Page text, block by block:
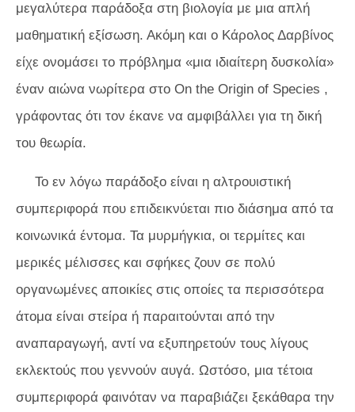
μεγαλύτερα παράδοξα στη βιολογία με μια απλή
μαθηματική εξίσωση. Ακόμη και ο Κάρολος Δαρβίνος
είχε ονομάσει το πρόβλημα «μια ιδιαίτερη δυσκολία»
έναν αιώνα νωρίτερα στο On the Origin of Species ,
γράφοντας ότι τον έκανε να αμφιβάλλει για τη δική
του θεωρία.
Το εν λόγω παράδοξο είναι η αλτρουιστική
συμπεριφορά που επιδεικνύεται πιο διάσημα από τα
κοινωνικά έντομα. Τα μυρμήγκια, οι τερμίτες και
μερικές μέλισσες και σφήκες ζουν σε πολύ
οργανωμένες αποικίες στις οποίες τα περισσότερα
άτομα είναι στείρα ή παραιτούνται από την
αναπαραγωγή, αντί να εξυπηρετούν τους λίγους
εκλεκτούς που γεννούν αυγά. Ωστόσο, μια τέτοια
συμπεριφορά φαινόταν να παραβιάζει ξεκάθαρα την